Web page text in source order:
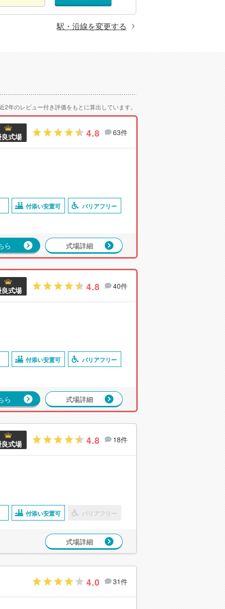
駅・沿線を変更する
2年のレビュー付き評価をもとに算出しています。
式場 4.8 63件
付添い安置可 バリアフリー
ら 式場詳細
式場 4.8 40件
付添い安置可 バリアフリー
ら 式場詳細
式場 4.8 18件
付添い安置可 バリアフリー
式場詳細
4.0 31件